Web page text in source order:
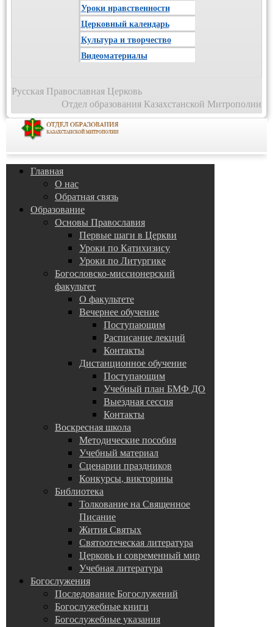
Уроки нравственности
Церковный календарь
Культура и творчество
Видеоматериалы
Русская Православная Церковь
Отдел образования Казахстанской Митрополии
Главная
О нас
Обратная связь
Образование
Основы Православия
Первые шаги в Церкви
Уроки по Катихизису
Уроки по Литургике
Богословско-миссионерский
факультет
О факультете
Вечернее обучение
Поступающим
Расписание лекций
Контакты
Дистанционное обучение
Поступающим
Учебный план БМФ ДО
Выездная сессия
Контакты
Воскресная школа
Методические пособия
Учебный материал
Сценарии праздников
Конкурсы, викторины
Библиотека
Толкование на Священное
Писание
Жития Святых
Святоотеческая литература
Церковь и современный мир
Учебная литература
Богослужения
Последование Богослужений
Богослужебные книги
Богослужебные указания